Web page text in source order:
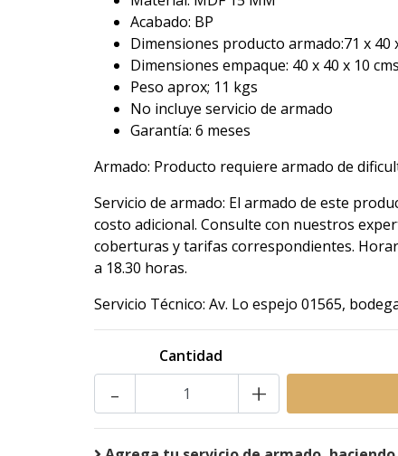
Acabado: BP
Dimensiones producto armado:71 x 40
Dimensiones empaque: 40 x 40 x 10 cms
Peso aprox; 11 kgs
No incluye servicio de armado
Garantía: 6 meses
Armado: Producto requiere armado de
Servicio de armado: El armado de este
costo adicional. Consulte con nuestros
coberturas y tarifas correspondientes.
a 18.30 horas.
Servicio Técnico: Av. Lo espejo 01565,
Cantidad
+
-